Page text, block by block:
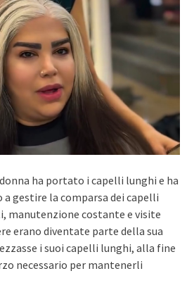
ha portato i capelli lunghi e ha
gestire la comparsa dei capelli
manutenzione costante e visite
erano diventate parte della sua
i suoi capelli lunghi, alla fine
necessario per mantenerli